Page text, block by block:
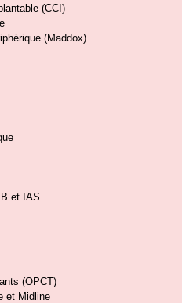
(CCI)
(Maddox)
et IAS
(OPCT)
et Midline